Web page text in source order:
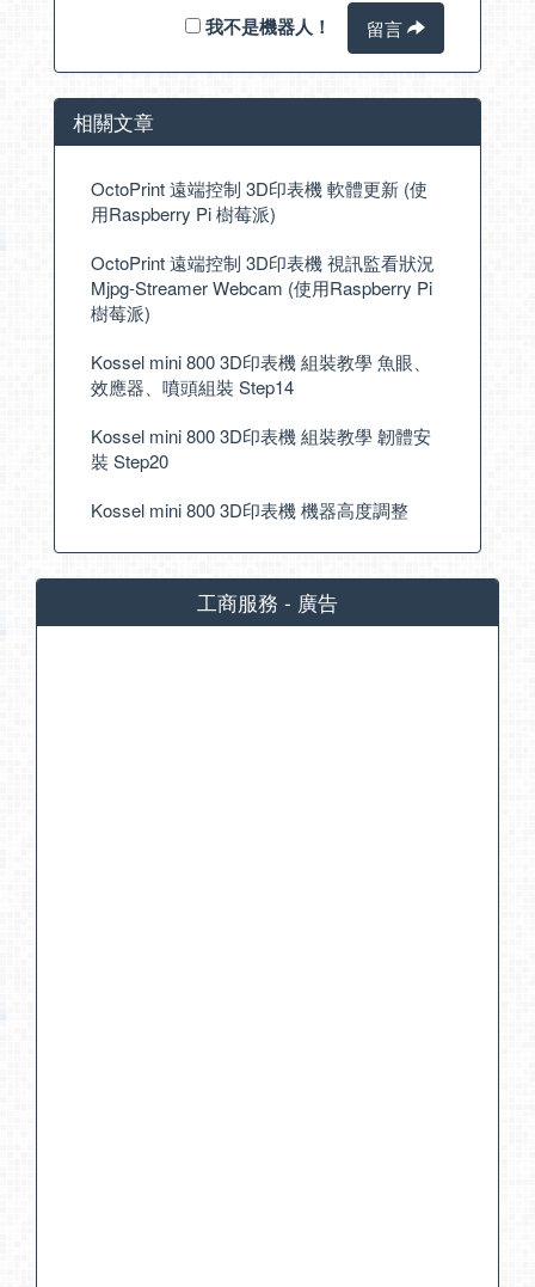
我不是機器人！ 留言
相關文章
OctoPrint 遠端控制 3D印表機 軟體更新 (使
用Raspberry Pi 樹莓派)
OctoPrint 遠端控制 3D印表機 視訊監看狀況
Mjpg-Streamer Webcam (使用Raspberry Pi
樹莓派)
Kossel mini 800 3D印表機 組裝教學 魚眼、
效應器、噴頭組裝 Step14
Kossel mini 800 3D印表機 組裝教學 韌體安
裝 Step20
Kossel mini 800 3D印表機 機器高度調整
工商服務 - 廣告